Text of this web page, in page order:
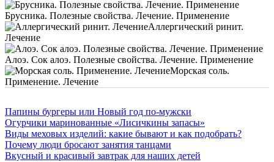
Брусника. Полезные свойства. Лечение. Применение
Аллергический ринит.
Лечение
Алоэ. Сок алоэ. Полезные свойства. Лечение. Применение
Морская соль.
Применение. Лечение
Папины бургеры или Новый год по-мужски
Огурчики маринованные «Лисичкины запасы»
Виды меховых изделий: какие бывают и как подобрать?
Почему люди бросают занятия танцами
Вкусный и красивый завтрак для наших детей